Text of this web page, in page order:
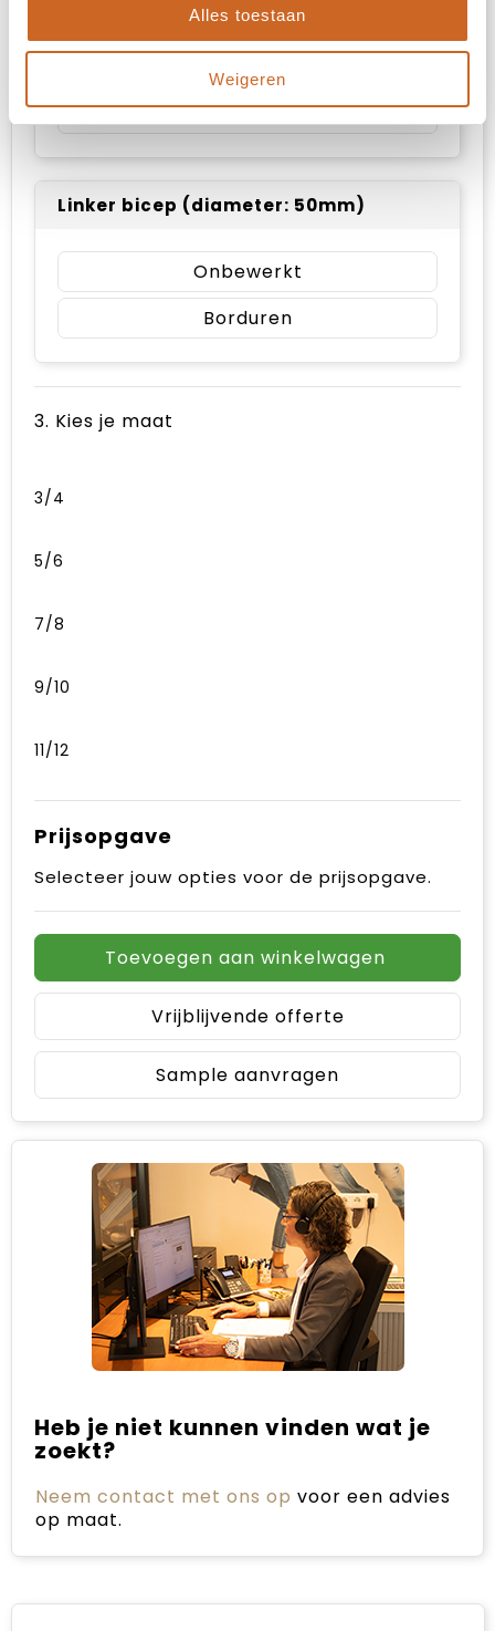
Alles toestaan
Weigeren
Onbewerkt
Borduren
Linker bicep (diameter: 50mm)
Onbewerkt
Borduren
3. Kies je maat
3/4
5/6
7/8
9/10
11/12
Prijsopgave
Selecteer jouw opties voor de prijsopgave.
Toevoegen aan winkelwagen
Vrijblijvende offerte
Sample aanvragen
Heb je niet kunnen vinden wat je
zoekt?
Neem contact met ons op voor een advies
op maat.